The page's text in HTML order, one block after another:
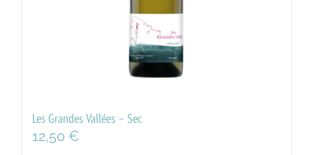
Les Grandes Vallées – Sec
12,50 €